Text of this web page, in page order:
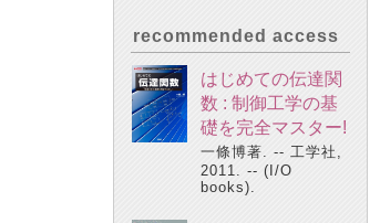
recommended access
はじめての伝達関
数 : 制御工学の基
礎を完全マスター!
一條博著. -- 工学社,
2011. -- (I/O
books).